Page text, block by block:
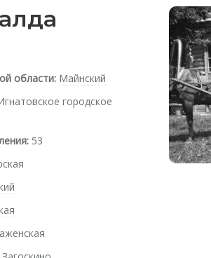
области: Майнский
городское
53